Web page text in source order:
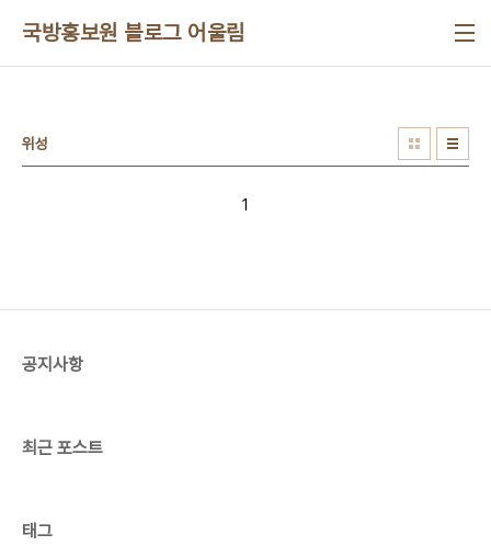
국방홍보원 블로그 어울림
위성
1
공지사항
최근 포스트
태그